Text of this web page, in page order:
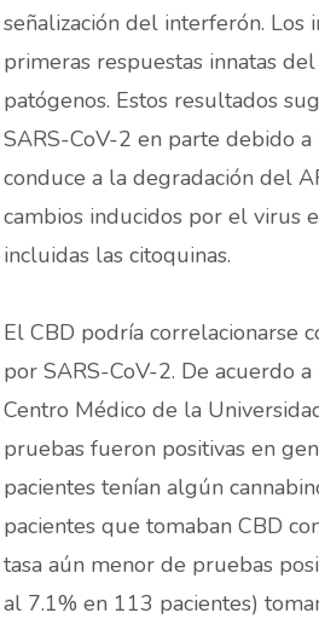
señalización del interferón. Los
primeras respuestas innatas
patógenos. Estos resultados
SARS-CoV-2 en parte debido
conduce a la degradación del
cambios inducidos por el virus
incluidas las citoquinas.
El CBD podría correlacionarse
por SARS-CoV-2. De acuerdo
Centro Médico de la
pruebas fueron positivas en
pacientes tenían algún
pacientes que tomaban CBD
tasa aún menor de pruebas
al 7.1% en 113 pacientes)